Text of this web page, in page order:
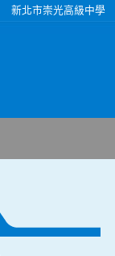
新北市崇光高級中學